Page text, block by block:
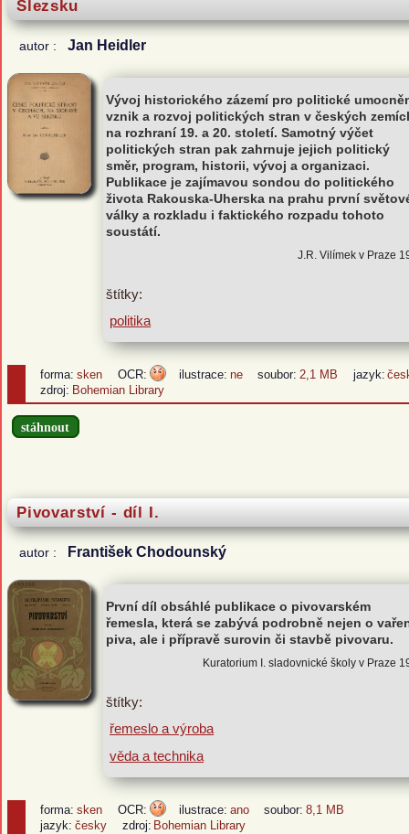
Slezsku
autor : Jan Heidler
Vývoj historického zázemí pro politické
vznik a rozvoj politických stran v českých
na rozhraní 19. a 20. století. Samotný výčet
politických stran pak zahrnuje jejich politický
směr, program, historii, vývoj a organizaci.
Publikace je zajímavou sondou do politického
života Rakouska-Uherska na prahu první
války a rozkladu i faktického rozpadu tohoto
soustátí.
J.R. Vilímek v Praze
štítky:
politika
forma: sken OCR: ilustrace: ne soubor: 2,1 MB jazyk:
zdroj: Bohemian Library
stáhnout
Pivovarství - díl I.
autor : František Chodounský
První díl obsáhlé publikace o pivovarském
řemesla, která se zabývá podrobně nejen o
piva, ale i přípravě surovin či stavbě pivovaru.
Kuratorium I. sladovnické školy v Praze
štítky:
řemeslo a výroba
věda a technika
forma: sken OCR: ilustrace: ano soubor: 8,1 MB
jazyk: česky zdroj: Bohemian Library